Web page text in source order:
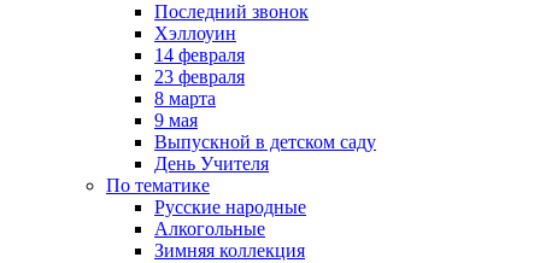
Последний звонок
Хэллоуин
14 февраля
23 февраля
8 марта
9 мая
Выпускной в детском саду
День Учителя
По тематике
Русские народные
Алкогольные
Зимняя коллекция